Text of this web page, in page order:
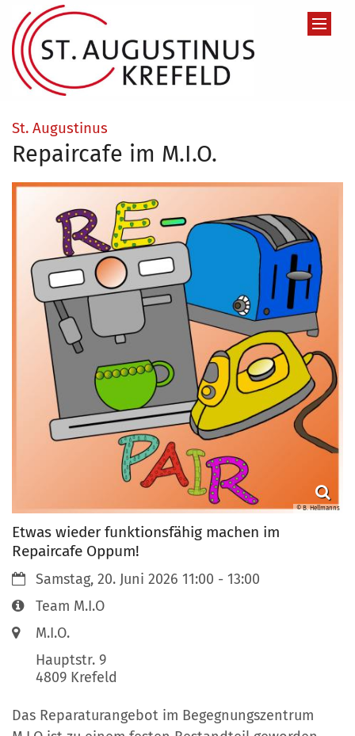
Zum Inhalt springen
St. Augustinus
Repaircafe im M.I.O.
© B. Hellmanns
Etwas wieder funktionsfähig machen im
Repaircafe Oppum!
Datum:Samstag, 20. Juni 2026 11:00 - 13:00
Art bzw. Nummer:
Team M.I.O
Ort: M.I.O.
Hauptstr. 9
4809 Krefeld
Das Reparaturangebot im Begegnungszentrum